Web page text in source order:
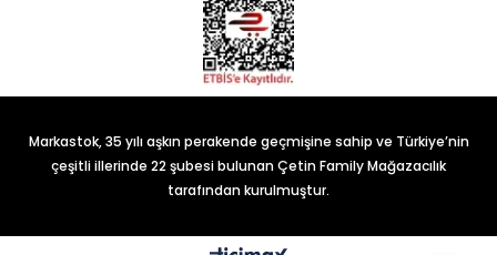
Markastok, 35 yılı aşkın perakende geçmişine sahip ve Türkiye’nin
çeşitli illerinde 22 şubesi bulunan Çetin Family Mağazacılık
tarafından kurulmuştur.